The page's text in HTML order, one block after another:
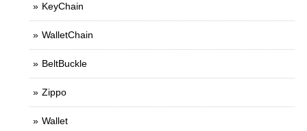
KeyChain
WalletChain
BeltBuckle
Zippo
Wallet